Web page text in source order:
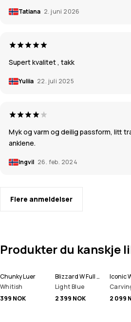
Tatiana 2. juni 2026
Supert kvalitet , takk
Yuliia 22. juli 2025
Myk og varm og deilig passform, litt
anklene.
Ingvil 26. feb. 2024
Flere anmeldelser
Produkter du kanskje
Chunky Luer
Whitish
399 NOK
Blizzard W Full Zip Snowboardjakke Dame
Light Blue
2 399 NOK
2 099